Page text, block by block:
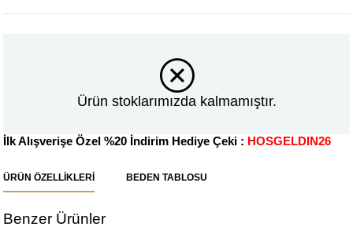
Ürün stoklarımızda kalmamıştır.
İlk Alışverişe Özel %20 İndirim Hediye Çeki : HOSGELDIN26
ÜRÜN ÖZELLIKLERI BEDEN TABLOSU
Benzer Ürünler